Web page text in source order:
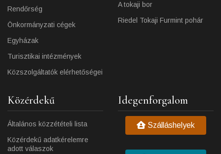
Rendőrség
Önkormányzati cégek
Egyházak
Turisztikai intézmények
Közszolgáltatók elérhetőségei
A tokaji bor
Riedel Tokaji Furmint pohár
Közérdekű
Általános közzétételi lista
Közérdekű adatkérelemre
adott válaszok
Idegenforgalom
Szálláshelyek